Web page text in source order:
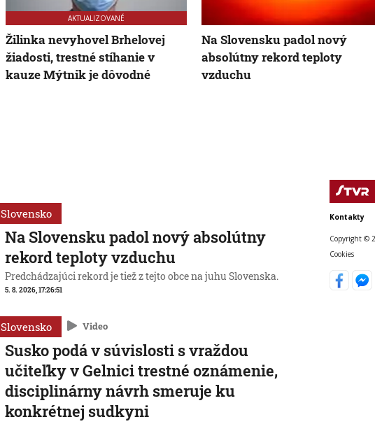
AKTUALIZOVANÉ
Žilinka nevyhovel Brhelovej
žiadosti, trestné stíhanie v
kauze Mýtnik je dôvodné
Na Slovensku padol nový
absolútny rekord teploty
vzduchu
Slovensko
Na Slovensku padol nový absolútny
rekord teploty vzduchu
Predchádzajúci rekord je tiež z tejto obce na juhu Slovenska.
5. 8. 2026, 17:26:51
Slovensko Video
Susko podá v súvislosti s vraždou
učiteľky v Gelnici trestné oznámenie,
disciplinárny návrh smeruje ku
konkrétnej sudkyni
Kontakty
Copyright ©
Cookies